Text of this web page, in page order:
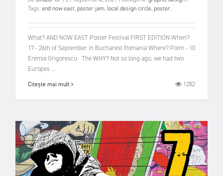
Tags:and now east,poster jam,local design circle,poster,
What? AND NOW EAST Poster Festival FIRST EDITION When?
17 - 26th of September in Bucharest Romania Where? Point - 10
Eremia Grigorescu The WHY? Not so long ago, we had two
Europes ...
Citește mai mult 1282